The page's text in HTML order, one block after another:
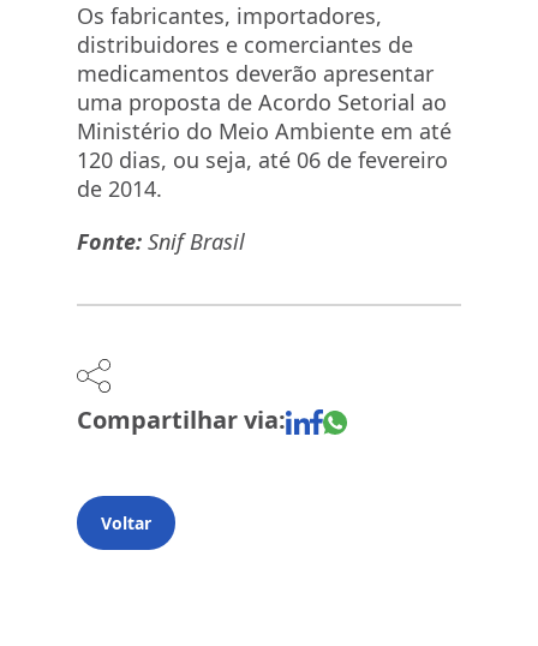
Os fabricantes, importadores,
distribuidores e comerciantes de
medicamentos deverão apresentar
uma proposta de Acordo Setorial ao
Ministério do Meio Ambiente em até
120 dias, ou seja, até 06 de fevereiro
de 2014.
Fonte: Snif Brasil
Compartilhar via:
Voltar